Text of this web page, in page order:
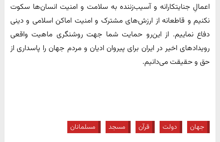
اعمالِ جنایتکارانه و آسیب‌زننده به سلامت و امنیت انسان‌ها سکوت
نکنیم و قاطعانه از ارزش‌های مشترک و امنیت اماکن اسلامی و دینی
دفاع نماییم. از این‌رو حمایت شما جهت روشنگری ماهیت واقعی
رویدادهای اخیر در ایران برای پیروان ادیان و مردم جهان را پاسداری از
حق و حقیقت می‌دانیم.
جهان دولت قرآن مسجد مسلمانان